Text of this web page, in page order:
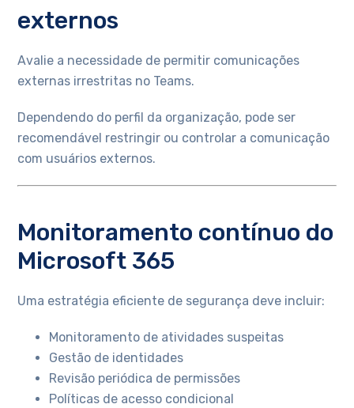
externos
Avalie a necessidade de permitir comunicações
externas irrestritas no Teams.
Dependendo do perfil da organização, pode ser
recomendável restringir ou controlar a comunicação
com usuários externos.
Monitoramento contínuo do
Microsoft 365
Uma estratégia eficiente de segurança deve incluir:
Monitoramento de atividades suspeitas
Gestão de identidades
Revisão periódica de permissões
Políticas de acesso condicional